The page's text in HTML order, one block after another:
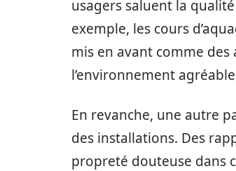
usagers saluent la
exemple, les cours
mis en avant comme
l’environnement
En revanche, une autre
des installations. Des
propreté douteuse dans